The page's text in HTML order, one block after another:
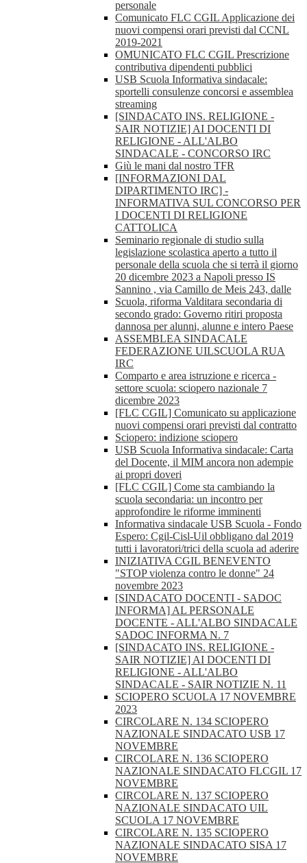
personale
Comunicato FLC CGIL Applicazione dei
nuovi compensi orari previsti dal CCNL
2019-2021
OMUNICATO FLC CGIL Prescrizione
contributiva dipendenti pubblici
USB Scuola Informativa sindacale:
sportelli consulenze concorsi e assemblea
streaming
[SINDACATO INS. RELIGIONE -
SAIR NOTIZIE] AI DOCENTI DI
RELIGIONE - ALL'ALBO
SINDACALE - CONCORSO IRC
Giù le mani dal nostro TFR
[INFORMAZIONI DAL
DIPARTIMENTO IRC] -
INFORMATIVA SUL CONCORSO PER
I DOCENTI DI RELIGIONE
CATTOLICA
Seminario regionale di studio sulla
legislazione scolastica aperto a tutto il
personale della scuola che si terrà il giorno
20 dicembre 2023 a Napoli presso IS
Sannino , via Camillo de Meis 243, dalle
Scuola, riforma Valditara secondaria di
secondo grado: Governo ritiri proposta
dannosa per alunni, alunne e intero Paese
ASSEMBLEA SINDACALE
FEDERAZIONE UILSCUOLA RUA
IRC
Comparto e area istruzione e ricerca -
settore scuola: sciopero nazionale 7
dicembre 2023
[FLC CGIL] Comunicato su applicazione
nuovi compensi orari previsti dal contratto
Sciopero: indizione sciopero
USB Scuola Informativa sindacale: Carta
del Docente, il MIM ancora non adempie
ai propri doveri
[FLC CGIL] Come sta cambiando la
scuola secondaria: un incontro per
approfondire le riforme imminenti
Informativa sindacale USB Scuola - Fondo
Espero: Cgil-Cisl-Uil obbligano dal 2019
tutti i lavoratori/trici della scuola ad aderire
INIZIATIVA CGIL BENEVENTO
"STOP violenza contro le donne" 24
novembre 2023
[SINDACATO DOCENTI - SADOC
INFORMA] AL PERSONALE
DOCENTE - ALL'ALBO SINDACALE
SADOC INFORMA N. 7
[SINDACATO INS. RELIGIONE -
SAIR NOTIZIE] AI DOCENTI DI
RELIGIONE - ALL'ALBO
SINDACALE - SAIR NOTIZIE N. 11
SCIOPERO SCUOLA 17 NOVEMBRE
2023
CIRCOLARE N. 134 SCIOPERO
NAZIONALE SINDACATO USB 17
NOVEMBRE
CIRCOLARE N. 136 SCIOPERO
NAZIONALE SINDACATO FLCGIL 17
NOVEMBRE
CIRCOLARE N. 137 SCIOPERO
NAZIONALE SINDACATO UIL
SCUOLA 17 NOVEMBRE
CIRCOLARE N. 135 SCIOPERO
NAZIONALE SINDACATO SISA 17
NOVEMBRE